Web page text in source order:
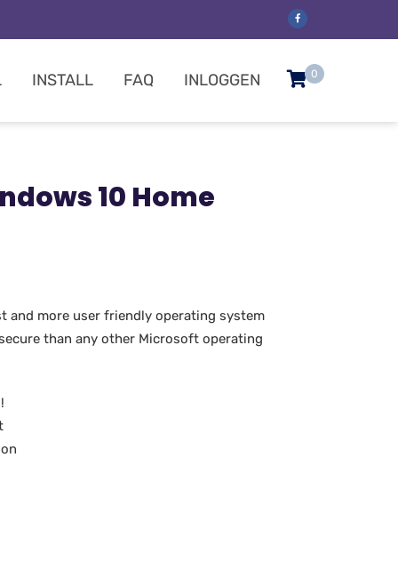
0
INSTALL FAQ INLOGGEN
10 Home
and more user friendly operating system
than any other Microsoft operating